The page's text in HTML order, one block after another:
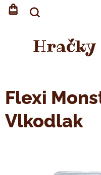
Hračky
Flexi
Vlkodlak